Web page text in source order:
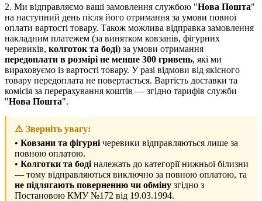
2. Ми відправляємо ваші замовлення службою "Нова Пошта"
на наступний день після його отримання за умови повної
оплати вартості товару. Також можлива відправка замовлення
накладним платежем (за винятком ковзанів, фігурних
черевиків, колготок та боді) за умови отримання
передоплати в розмірі не менше 300 гривень, які ми
вираховуємо із вартості товару. У разі відмови від якісного
товару передоплата не повертається. Вартість доставки та
комісія за перерахування коштів — згідно тарифів служби
"Нова Пошта".
⚠️ Зверніть увагу:
• Ковзани та фігурні черевики відправляються лише за
повною оплатою.
• Колготки та боді належать до категорії нижньої білизни
— тому відправляються виключно за повною оплатою, та
не підлягають поверненню чи обміну згідно з
Постановою КМУ №172 від 19.03.1994.